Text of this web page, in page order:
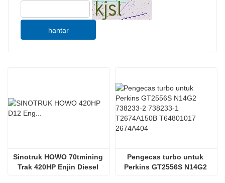
hantar
Sinotruk HOWO 70tmining
Trak 420HP Enjin Diesel
Pengecas turbo untuk
Perkins GT2556S N14G2